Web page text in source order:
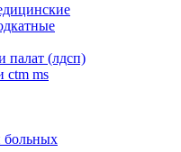
палат (лдсп)
ctm ms
больных